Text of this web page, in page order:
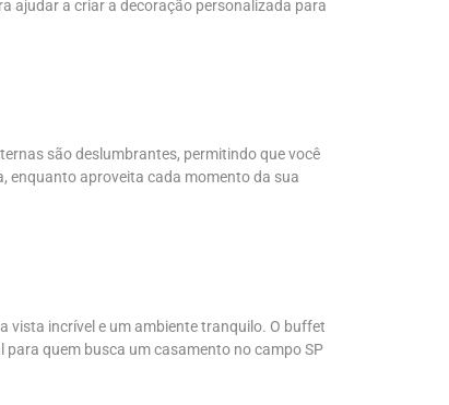
ajudar a criar a decoração personalizada para
são deslumbrantes, permitindo que você
enquanto aproveita cada momento da sua
vista incrível e um ambiente tranquilo. O buffet
para quem busca um casamento no campo SP